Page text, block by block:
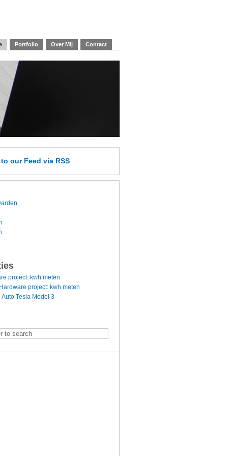
Portfolio Over Mij Contact
to our Feed via RSS
project: kwh meten
Hardware project: kwh meten
Auto Tesla Model 3